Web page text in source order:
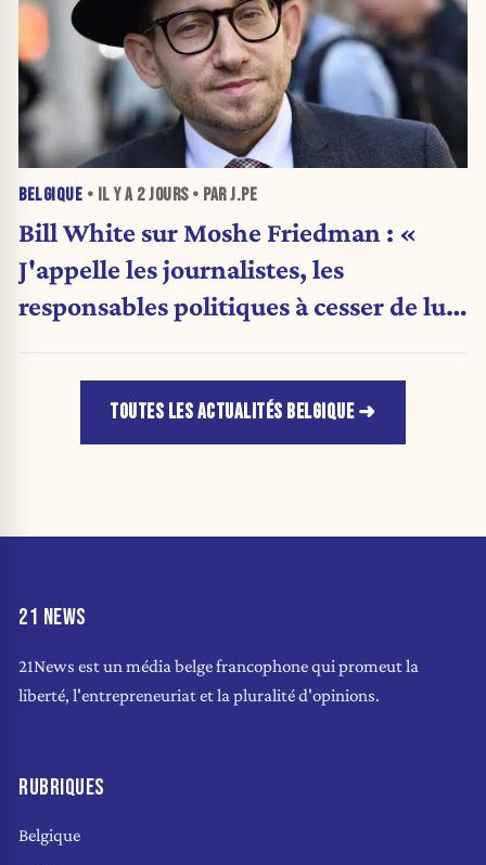
BELGIQUE • IL Y A 2 JOURS• PAR J.PE
Bill White sur Moshe Friedman : «
J'appelle les journalistes, les
responsables politiques à cesser de lui
TOUTES LES ACTUALITÉS BELGIQUE
21 NEWS
21News est un média belge francophone qui promeut la
liberté, l'entrepreneuriat et la pluralité d'opinions.
RUBRIQUES
Belgique